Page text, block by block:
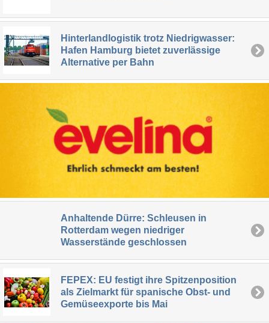
Hinterlandlogistik trotz Niedrigwasser:
Hafen Hamburg bietet zuverlässige
Alternative per Bahn
Anhaltende Dürre: Schleusen in
Rotterdam wegen niedriger
Wasserstände geschlossen
FEPEX: EU festigt ihre Spitzenposition
als Zielmarkt für spanische Obst- und
Gemüseexporte bis Mai